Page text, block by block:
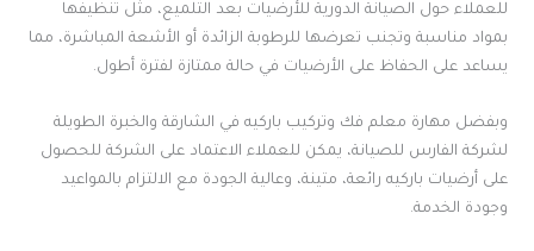
للعملاء حول الصيانة الدورية للأرضيات بعد التلميع، مثل تنظيفها
بمواد مناسبة وتجنب تعرضها للرطوبة الزائدة أو الأشعة المباشرة، مما
يساعد على الحفاظ على الأرضيات في حالة ممتازة لفترة أطول.
وبفضل مهارة معلم فك وتركيب باركيه في الشارقة والخبرة الطويلة
لشركة الفارس للصيانة، يمكن للعملاء الاعتماد على الشركة للحصول
على أرضيات باركيه رائعة، متينة، وعالية الجودة مع الالتزام بالمواعيد
وجودة الخدمة.